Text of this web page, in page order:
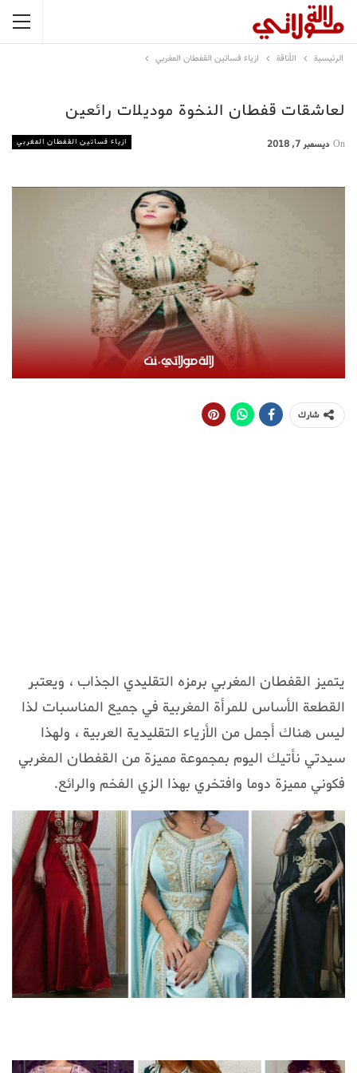
الرئيسية الأناقة ازياء فساتين القفطان المغربي
لعاشقات قفطان النخوة موديلات رائعين
ازياء فساتين القفطان المغربي On ديسمبر 7, 2018
شارك
يتميز القفطان المغربي برمزه التقليدي الجذاب ، ويعتبر
القطعة الأساس للمرأة المغربية في جميع المناسبات لذا
ليس هناك أجمل من الأزياء التقليدية العربية ، ولهذا
سيدتي نأتيك اليوم بمجموعة مميزة من القفطان المغربي
فكوني مميزة دوما وافتخري بهذا الزي الفخم والرائع.